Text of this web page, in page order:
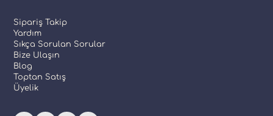
Sipariş Takip
Yardım
Sıkça Sorulan Sorular
Bize Ulaşın
Blog
Toptan Satış
Üyelik